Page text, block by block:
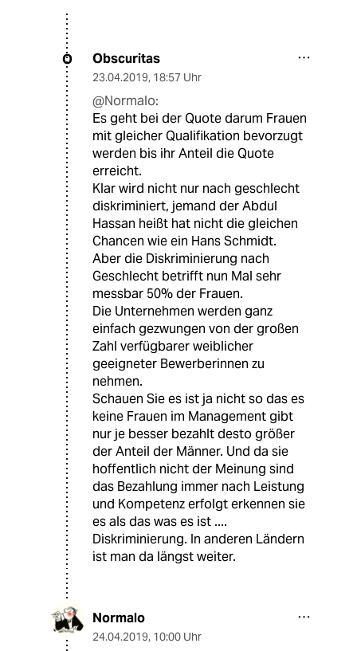
O Obscuritas
23.04.2019, 18:57 Uhr
@Normalo:
Es geht bei der Quote darum Frauen
mit gleicher Qualifikation bevorzugt
werden bis ihr Anteil die Quote
erreicht.
Klar wird nicht nur nach geschlecht
diskriminiert, jemand der Abdul
Hassan heißt hat nicht die gleichen
Chancen wie ein Hans Schmidt.
Aber die Diskriminierung nach
Geschlecht betrifft nun Mal sehr
messbar 50% der Frauen.
Die Unternehmen werden ganz
einfach gezwungen von der großen
Zahl verfügbarer weiblicher
geeigneter Bewerberinnen zu
nehmen.
Schauen Sie es ist ja nicht so das es
keine Frauen im Management gibt
nur je besser bezahlt desto größer
der Anteil der Männer. Und da sie
hoffentlich nicht der Meinung sind
das Bezahlung immer nach Leistung
und Kompetenz erfolgt erkennen sie
es als das was es ist ....
Diskriminierung. In anderen Ländern
ist man da längst weiter.
Normalo
24.04.2019, 10:00 Uhr